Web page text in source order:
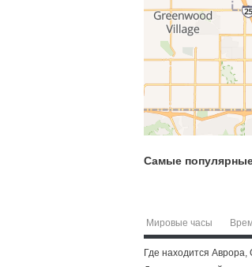
Самые
Мировые часы
Где находится